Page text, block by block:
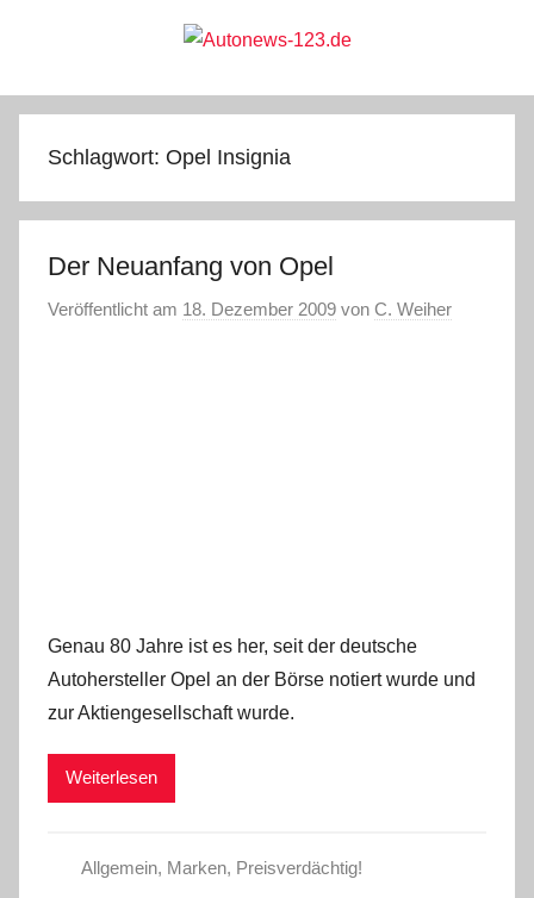
Autonews-
123.de
Schlagwort: Opel Insignia
Der Neuanfang von Opel
Veröffentlicht am 18. Dezember 2009 von C. Weiher
Genau 80 Jahre ist es her, seit der deutsche
Autohersteller Opel an der Börse notiert wurde und
zur Aktiengesellschaft wurde.
Weiterlesen
Allgemein, Marken, Preisverdächtig!